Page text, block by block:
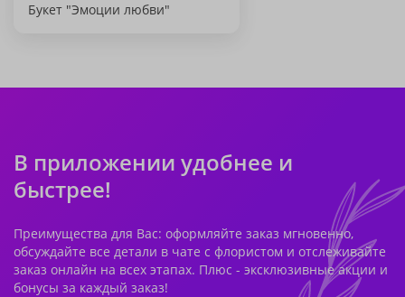
Букет "Эмоции любви"
В приложении удобнее и
быстрее!
Преимущества для Вас: оформляйте заказ мгновенно,
обсуждайте все детали в чате с флористом и отслеживайте
заказ онлайн на всех этапах. Плюс - эксклюзивные акции и
бонусы за каждый заказ!